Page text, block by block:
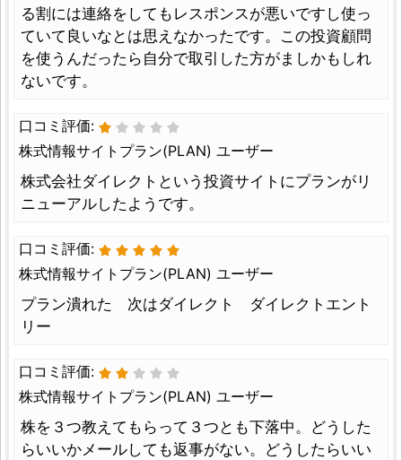
る割には連絡をしてもレスポンスが悪いですし使っ
ていて良いなとは思えなかったです。この投資顧問
を使うんだったら自分で取引した方がましかもしれ
ないです。
口コミ評価:
株式情報サイトプラン(PLAN) ユーザー
株式会社ダイレクトという投資サイトにプランがリ
ニューアルしたようです。
口コミ評価:
株式情報サイトプラン(PLAN) ユーザー
プラン潰れた 次はダイレクト ダイレクトエント
リー
口コミ評価:
株式情報サイトプラン(PLAN) ユーザー
株を３つ教えてもらって３つとも下落中。どうした
らいいかメールしても返事がない。どうしたらいい